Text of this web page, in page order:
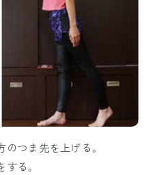
つま先を上げる。
る。